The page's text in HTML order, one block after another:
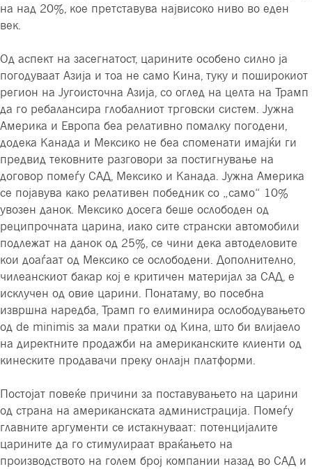
на над 20%, кое претставува највисоко ниво во еден
век.
Од аспект на засегнатост, царините особено силно ја
погодуваат Азија и тоа не само Кина, туку и поширокиот
регион на Југоисточна Азија, со оглед на целта на Трамп
да го ребалансира глобалниот трговски систем. Јужна
Америка и Европа беа релативно помалку погодени,
додека Канада и Мексико не беа споменати имајќи ги
предвид тековните разговори за постигнување на
договор помеѓу САД, Мексико и Канада. Јужна Америка
се појавува како релативен победник со „само“ 10%
увозен данок. Мексико досега беше ослободен од
реципрочната царина, иако сите странски автомобили
подлежат на данок од 25%, се чини дека автоделовите
кои доаѓаат од Мексико се ослободени. Дополнително,
чилеанскиот бакар кој е критичен материјал за САД, е
исклучен од овие царини. Понатаму, во посебна
извршна наредба, Трамп го елиминира ослободувањето
од de minimis за мали пратки од Кина, што би влијаело
на директните продажби на американските клиенти од
кинеските продавачи преку онлајн платформи.
Постојат повеќе причини за поставувањето на царини
од страна на американската администрација. Помеѓу
главните аргументи се истакнуваат: потенцијалите
царините да го стимулираат враќањето на
производството на голем број компании назад во САД и